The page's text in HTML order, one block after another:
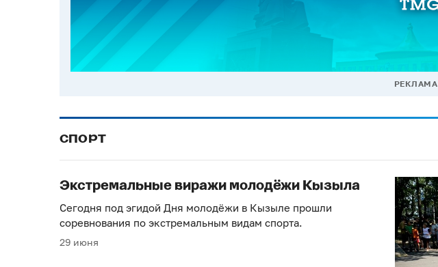
РЕКЛАМА
СПОРТ
Экстремальные виражи молодёжи Кызыла
Сегодня под эгидой Дня молодёжи в Кызыле прошли
соревнования по экстремальным видам спорта.
29 июня